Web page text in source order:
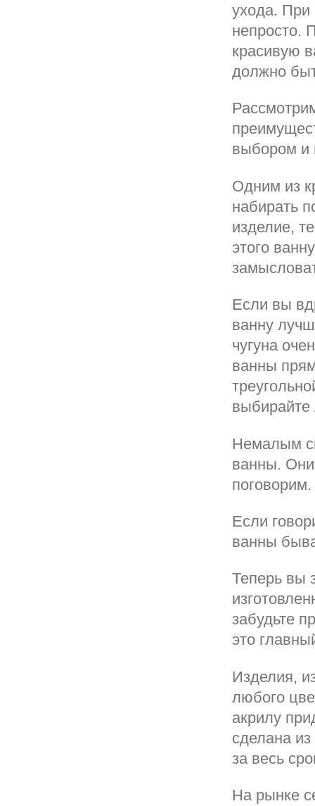
ухода. При
непросто.
красивую
должно
выбором и
Одним из
набирать
изделие,
этого
Если вы
ванну
чугуна
ванны
Немалым
ванны. Они
поговорим.
Если
ванны
Теперь вы
забудьте
это
Изделия,
любого
акрилу
сделана
за весь
На рынке